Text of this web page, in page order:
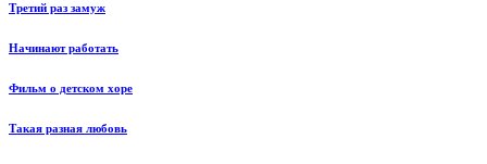
Третий раз замуж
Начинают работать
Фильм о детском хоре
Такая разная любовь